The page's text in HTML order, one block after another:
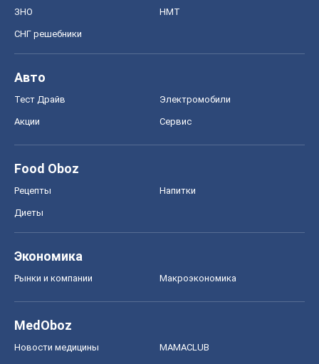
ЗНО НМТ
СНГ решебники
Авто
Тест Драйв Электромобили
Акции Сервис
Food Oboz
Рецепты Напитки
Диеты
Экономика
Рынки и компании Mакроэкономика
MedOboz
Новости медицины MAMACLUB